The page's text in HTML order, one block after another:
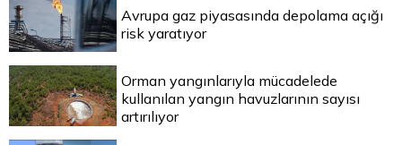
Avrupa gaz piyasasında depolama açığı
risk yaratıyor
Orman yangınlarıyla mücadelede
kullanılan yangın havuzlarının sayısı
artırılıyor